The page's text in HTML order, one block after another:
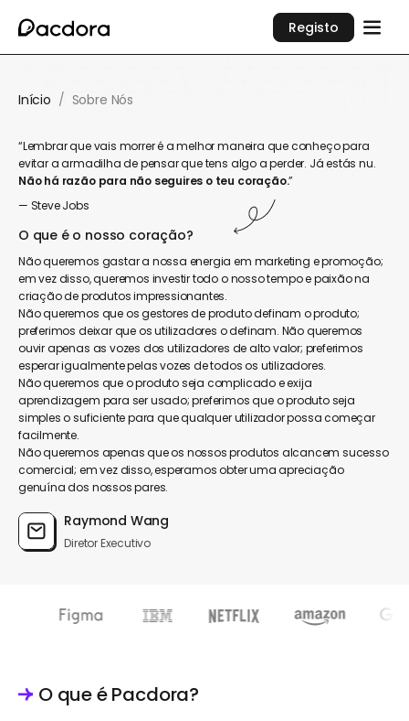
Registo
Início / Sobre Nós
“Lembrar que vais morrer é a melhor maneira que conheço para
evitar a armadilha de pensar que tens algo a perder. Já estás nu.
Não há razão para não seguires o teu coração.”
— Steve Jobs
O que é o nosso coração?
Não queremos gastar a nossa energia em marketing e promoção;
em vez disso, queremos investir todo o nosso tempo e paixão na
criação de produtos impressionantes.
Não queremos que os gestores de produto definam o produto;
preferimos deixar que os utilizadores o definam. Não queremos
ouvir apenas as vozes dos utilizadores de alto valor; preferimos
esperar igualmente pelas vozes de todos os utilizadores.
Não queremos que o produto seja complicado e exija
aprendizagem para ser usado; preferimos que o produto seja
simples o suficiente para que qualquer utilizador possa começar
facilmente.
Não queremos apenas que os nossos produtos alcancem sucesso
comercial; em vez disso, esperamos obter uma apreciação
genuína dos nossos pares.
Raymond Wang
Diretor Executivo
O que é Pacdora?